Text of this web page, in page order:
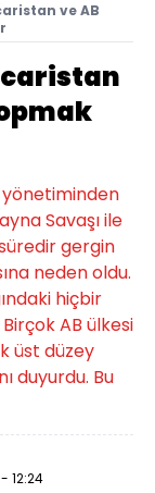
ve AB
yönetiminden
Savaşı ile
gergin
neden oldu.
hiçbir
AB ülkesi
üst düzey
duyurdu. Bu
12:24